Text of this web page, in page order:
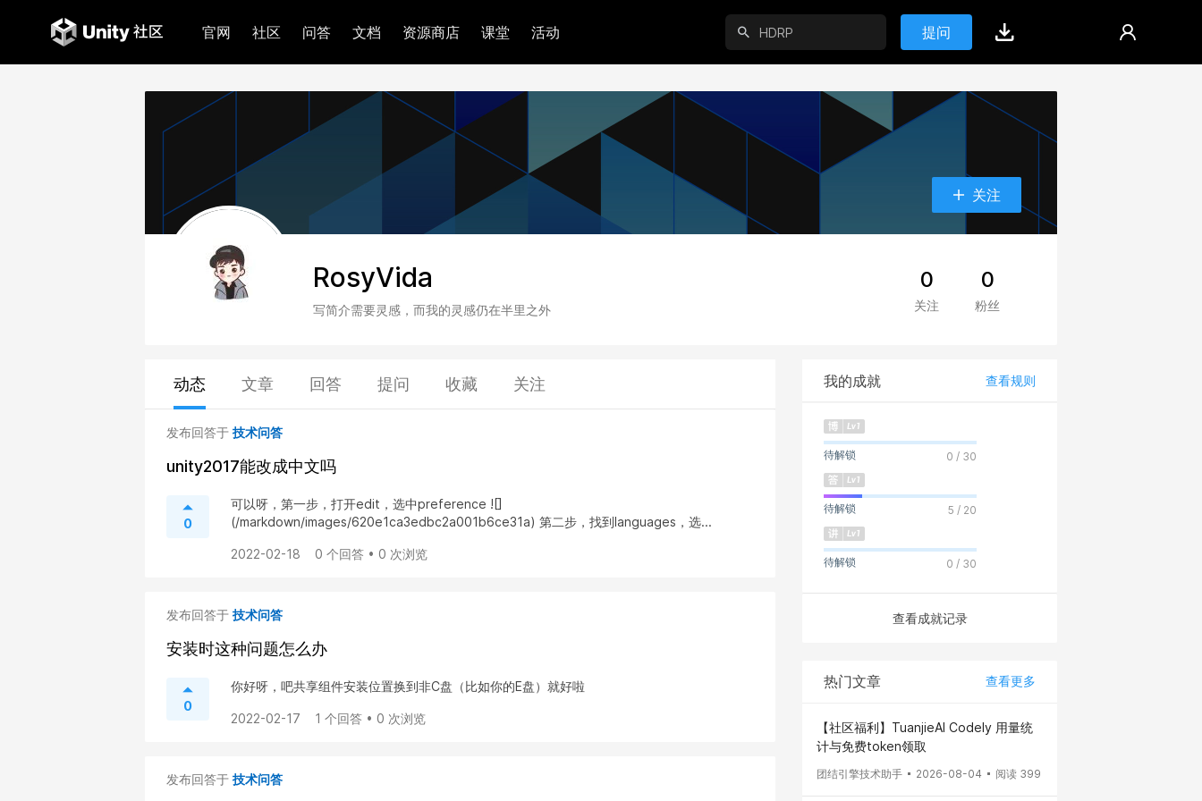
官网 社区 问答 文档 资源商店 课堂 活动 提问
关注
RosyVida
写简介需要灵感，而我的灵感仍在半里之外
0
关注
0
粉丝
动态 文章 回答 提问 收藏 关注
发布回答于 技术问答
unity2017能改成中文吗
0
可以呀，第一步，打开edit，选中preference ![]
(/markdown/images/620e1ca3edbc2a001b6ce31a) 第二步，找到languages，选...
2022-02-18 0 个回答 • 0 次浏览
发布回答于 技术问答
安装时这种问题怎么办
0
你好呀，吧共享组件安装位置换到非C盘（比如你的E盘）就好啦
2022-02-17 1 个回答 • 0 次浏览
发布回答于 技术问答
我的成就 查看规则
待解锁 0 / 30
待解锁 5 / 20
待解锁 0 / 30
查看成就记录
热门文章 查看更多
【社区福利】TuanjieAI Codely 用量统
计与免费token领取
团结引擎技术助手 2026-08-04 阅读 399